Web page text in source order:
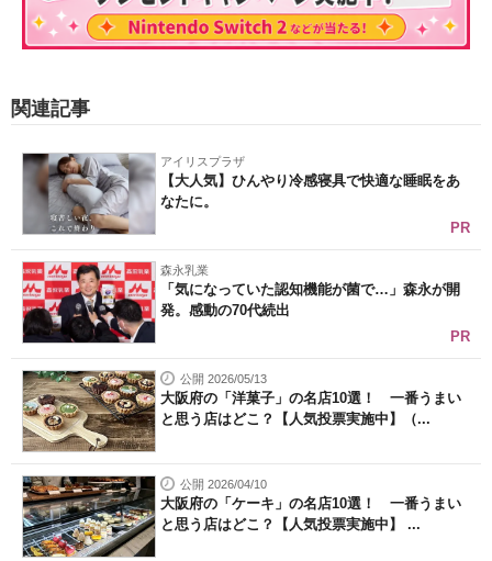
関連記事
アイリスプラザ
【大人気】ひんやり冷感寝具で快適な睡眠をあ
なたに。
PR
森永乳業
「気になっていた認知機能が菌で…」森永が開
発。感動の70代続出
PR
公開 2026/05/13
大阪府の「洋菓子」の名店10選！ 一番うまい
と思う店はどこ？【人気投票実施中】（...
公開 2026/04/10
大阪府の「ケーキ」の名店10選！ 一番うまい
と思う店はどこ？【人気投票実施中】 ...